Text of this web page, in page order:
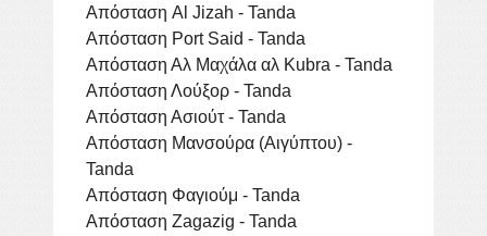
Απόσταση Al Jizah - Tanda
Απόσταση Port Said - Tanda
Απόσταση Αλ Μαχάλα αλ Kubra - Tanda
Απόσταση Λούξορ - Tanda
Απόσταση Ασιούτ - Tanda
Απόσταση Μανσούρα (Αιγύπτου) -
Tanda
Απόσταση Φαγιούμ - Tanda
Απόσταση Zagazig - Tanda